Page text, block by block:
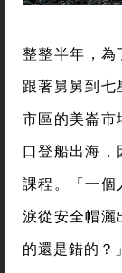
整整半年，
跟著舅舅到
市區的美崙市
口登船出海
課程。「一個
淚從安全帽灑
的還是錯的？」